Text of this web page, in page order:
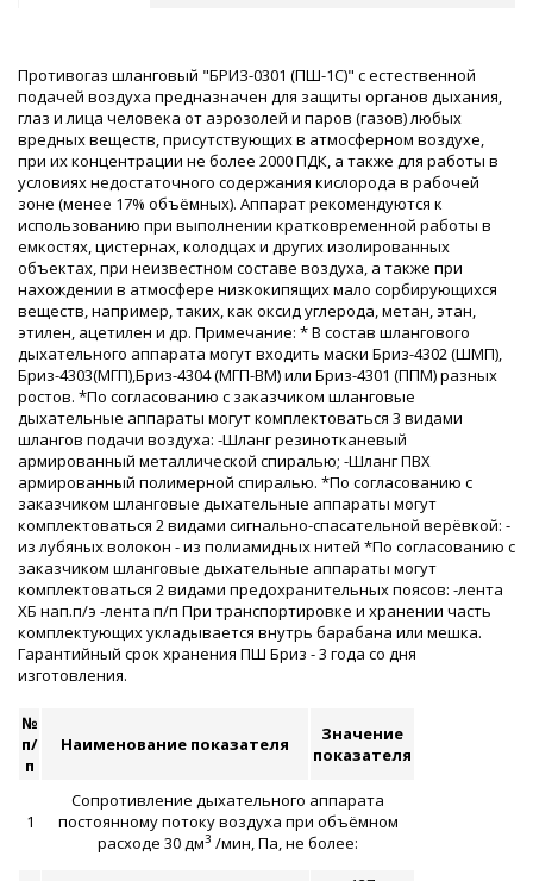
Противогаз шланговый "БРИЗ-0301 (ПШ-1С)" с естественной
подачей воздуха предназначен для защиты органов дыхания,
глаз и лица человека от аэрозолей и паров (газов) любых
вредных веществ, присутствующих в атмосферном воздухе,
при их концентрации не более 2000 ПДК, а также для работы в
условиях недостаточного содержания кислорода в рабочей
зоне (менее 17% объёмных). Аппарат рекомендуются к
использованию при выполнении кратковременной работы в
емкостях, цистернах, колодцах и других изолированных
объектах, при неизвестном составе воздуха, а также при
нахождении в атмосфере низкокипящих мало сорбирующихся
веществ, например, таких, как оксид углерода, метан, этан,
этилен, ацетилен и др. Примечание: * В состав шлангового
дыхательного аппарата могут входить маски Бриз-4302 (ШМП),
Бриз-4303(МГП),Бриз-4304 (МГП-ВМ) или Бриз-4301 (ППМ) разных
ростов. *По согласованию с заказчиком шланговые
дыхательные аппараты могут комплектоваться 3 видами
шлангов подачи воздуха: -Шланг резинотканевый
армированный металлической спиралью; -Шланг ПВХ
армированный полимерной спиралью. *По согласованию с
заказчиком шланговые дыхательные аппараты могут
комплектоваться 2 видами сигнально-спасательной верёвкой: -
из лубяных волокон - из полиамидных нитей *По согласованию с
заказчиком шланговые дыхательные аппараты могут
комплектоваться 2 видами предохранительных поясов: -лента
ХБ нап.п/э -лента п/п При транспортировке и хранении часть
комплектующих укладывается внутрь барабана или мешка.
Гарантийный срок хранения ПШ Бриз - 3 года со дня
изготовления.
№
п/
п
Наименование показателя
Значение
показателя
1
Сопротивление дыхательного аппарата
постоянному потоку воздуха при объёмном
расходе 30 дм3 /мин, Па, не более: